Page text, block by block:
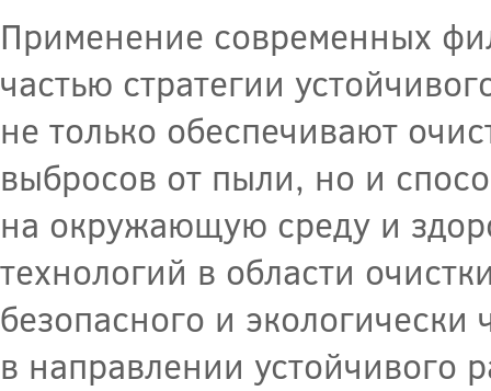
Применение современных
частью стратегии
не только обеспечивают
выбросов от пыли, но и
на окружающую среду и
технологий в области
безопасного и
в направлении устойчивого